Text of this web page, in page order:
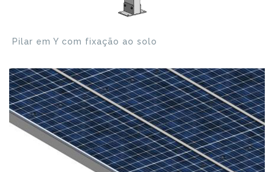
Pilar em Y com fixação ao solo